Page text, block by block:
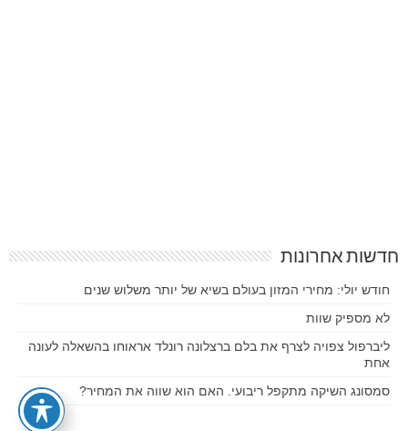
חדשות אחרונות
חודש יולי: מחירי המזון בעולם בשיא של יותר משלוש שנים
לא מספיק שוות
ליברפול צפויה לצרף את בלם ברצלונה רונלד אראוחו בהשאלה לעונה
אחת
סמסונג השיקה מתקפל ריבועי. האם הוא שווה את המחיר?